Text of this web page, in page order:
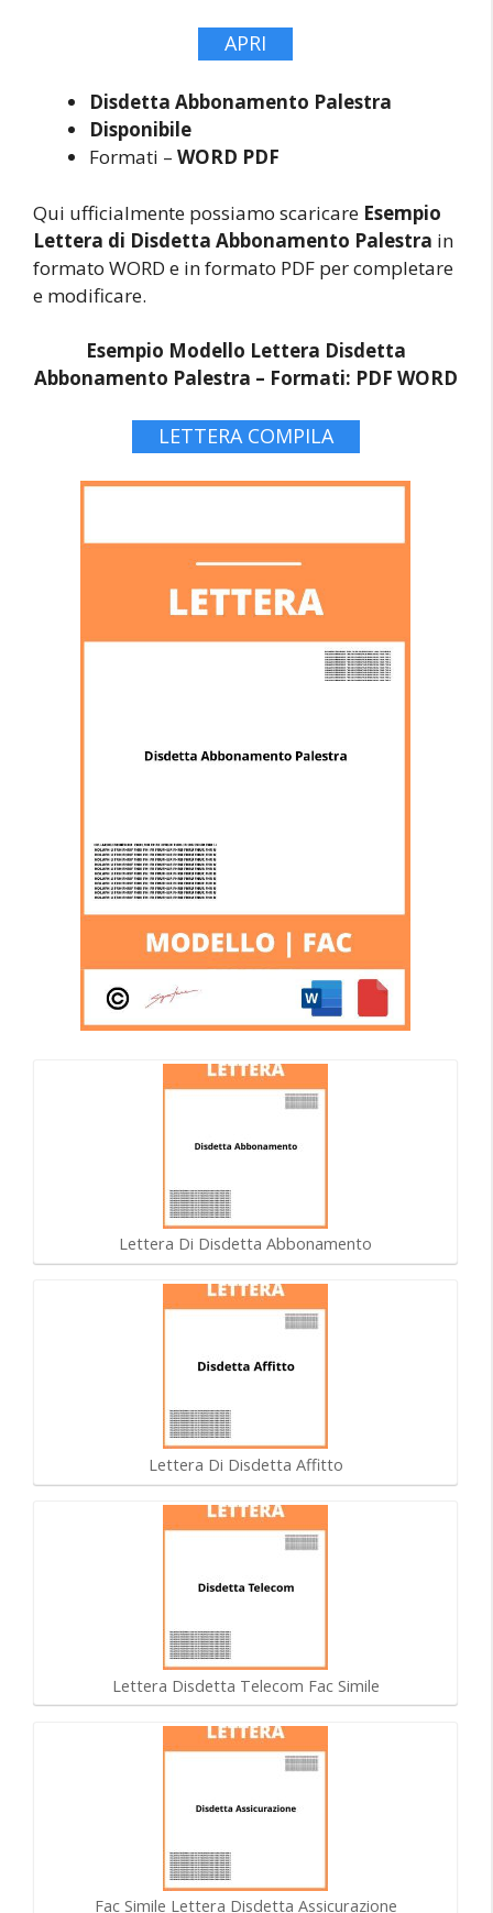
APRI
Disdetta Abbonamento Palestra
Disponibile
Formati – WORD PDF
Qui ufficialmente possiamo scaricare Esempio
Lettera di Disdetta Abbonamento Palestra in
formato WORD e in formato PDF per completare
e modificare.
Esempio Modello Lettera Disdetta
Abbonamento Palestra – Formati: PDF WORD
LETTERA COMPILA
Lettera Di Disdetta Abbonamento
Lettera Di Disdetta Affitto
Lettera Disdetta Telecom Fac Simile
Fac Simile Lettera Disdetta Assicurazione